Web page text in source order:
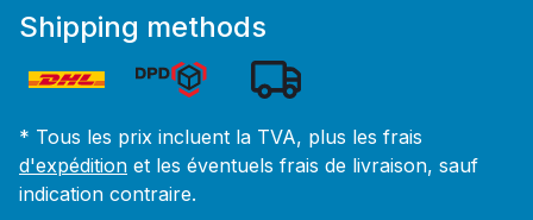
Shipping methods
* Tous les prix incluent la TVA, plus les frais
d'expédition et les éventuels frais de livraison, sauf
indication contraire.